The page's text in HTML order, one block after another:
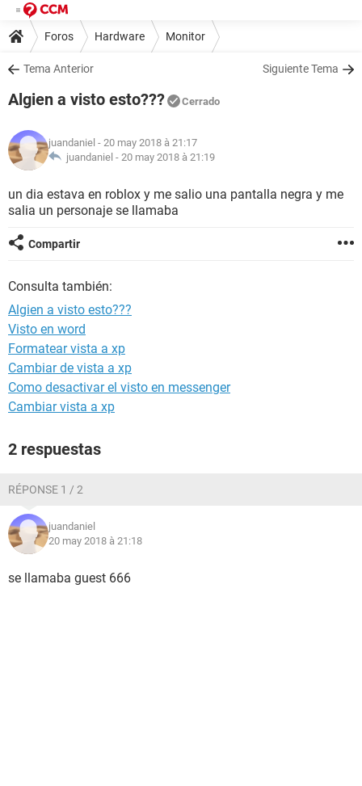
Foros Hardware Monitor
Tema Anterior Siguiente Tema
Algien a visto esto??? Cerrado
juandaniel - 20 may 2018 à 21:17
juandaniel - 20 may 2018 à 21:19
un dia estava en roblox y me salio una pantalla negra y me
salia un personaje se llamaba
Compartir
Consulta también:
Algien a visto esto???
Visto en word
Formatear vista a xp
Cambiar de vista a xp
Como desactivar el visto en messenger
Cambiar vista a xp
2 respuestas
RÉPONSE 1 / 2
juandaniel
20 may 2018 à 21:18
se llamaba guest 666